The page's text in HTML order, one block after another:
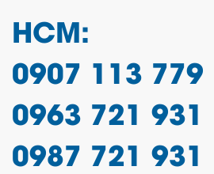
HCM:
0907 113 779
0963 721 931
0987 721 931